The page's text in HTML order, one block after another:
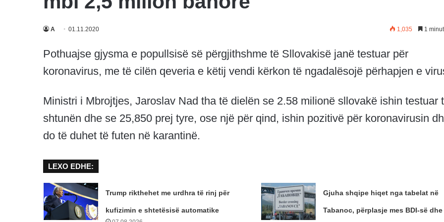
A 01.11.2020 1,035 1
Pothuajse gjysma e popullsisë së përgjithshme të Sllovakisë janë testuar për
koronavirus, me të cilën qeveria e këtij vendi kërkon të ngadalësojë përhapjen e
Ministri i Mbrojtjes, Jaroslav Nad tha të dielën se 2.58 milionë sllovakë ishin testuar
shtunën dhe se 25,850 prej tyre, ose një për qind, ishin pozitivë për koronavirusin
do të duhet të futen në karantinë.
LEXO EDHE:
Trump rikthehet me urdhra të rinj për
kufizimin e shtetësisë automatike
Gjuha shqipe hiqet nga tabelat në
Tabanoc, përplasje mes BDI-së dhe